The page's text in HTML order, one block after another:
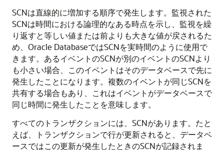
SCNは直線的に増加する順序で発生します。監視された
SCNは時間における論理的なある時点を示し、監視を繰
り返すと等しい値または前よりも大きな値が戻されるた
め、Oracle DatabaseではSCNを実時間のように使用で
きます。あるイベントのSCNが別のイベントのSCNより
も小さい場合、このイベントはそのデータベースで先に
発生したことになります。複数のイベントが同じSCNを
共有する場合もあり、これはイベントがデータベースで
同じ時間に発生したことを意味します。
すべてのトランザクションには、SCNがあります。たと
えば、トランザクションで行が更新されると、データベ
ースではこの更新が発生したときのSCNが記録されま